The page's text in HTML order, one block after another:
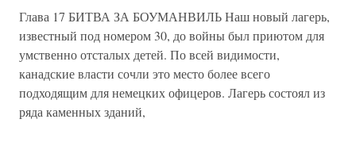
Глава 17 БИТВА ЗА БОУМАНВИЛЬ Наш новый лагерь,
известный под номером 30, до войны был приютом для
умственно отсталых детей. По всей видимости,
канадские власти сочли это место более всего
подходящим для немецких офицеров. Лагерь состоял из
ряда каменных зданий,